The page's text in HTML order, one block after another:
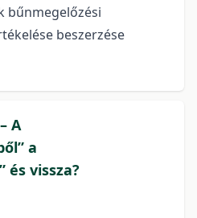
bűnmegelőzési
beszerzése
A
a
és vissza?